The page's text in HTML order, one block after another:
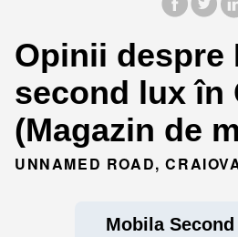
Opinii despre
second lux în
(Magazin de
UNNAMED ROAD,
Mobila